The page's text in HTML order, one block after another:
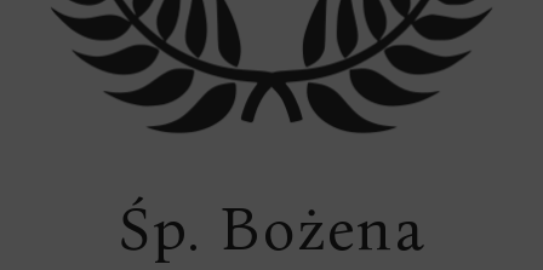
Śp. Bożena